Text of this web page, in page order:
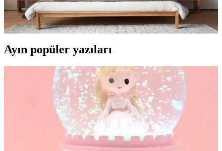
Masif yataklar doğal malzeme kullanımı, dayanıklılık ve
estetikleriyle öne çıkar. Çevre dostu ve uzun ömürlü bu yataklar, her
tarz dekorasyona uyum sağlar ve sağlıklı uyku ortamı sunar.
Ayın popüler yazıları